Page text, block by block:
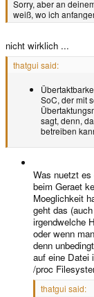
Sorry, aber an
weiß, wo ich
nicht wirklich ...
thatgui said:
SoC, der mit
sagt, denn,
betreiben
Was nuetzt
beim Geraet
Moeglichkeit
geht das
irgendwelche
oder wenn
denn
auf eine Datei
/proc
thatgui said: